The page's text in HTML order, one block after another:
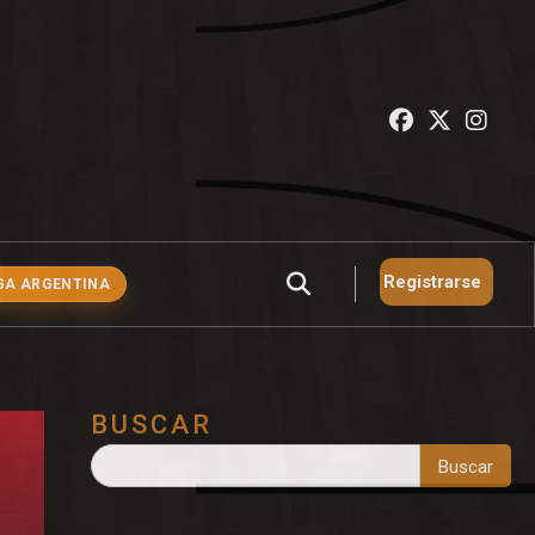
ARGENTINA Registrarse
BUSCAR
Buscar